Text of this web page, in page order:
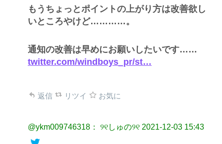
もうちょっとポイントの上がり方は改善欲し
いところやけど…………。
通知の改善は早めにお願いしたいです……
twitter.com/windboys_pr/st…
返信 リツイ お気に
@ykm009746318： ୨୧しゅの୨୧ 2021-12-03 15:43